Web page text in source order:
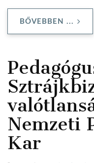
BŐVEBBEN ...
Nemzeti
Kar